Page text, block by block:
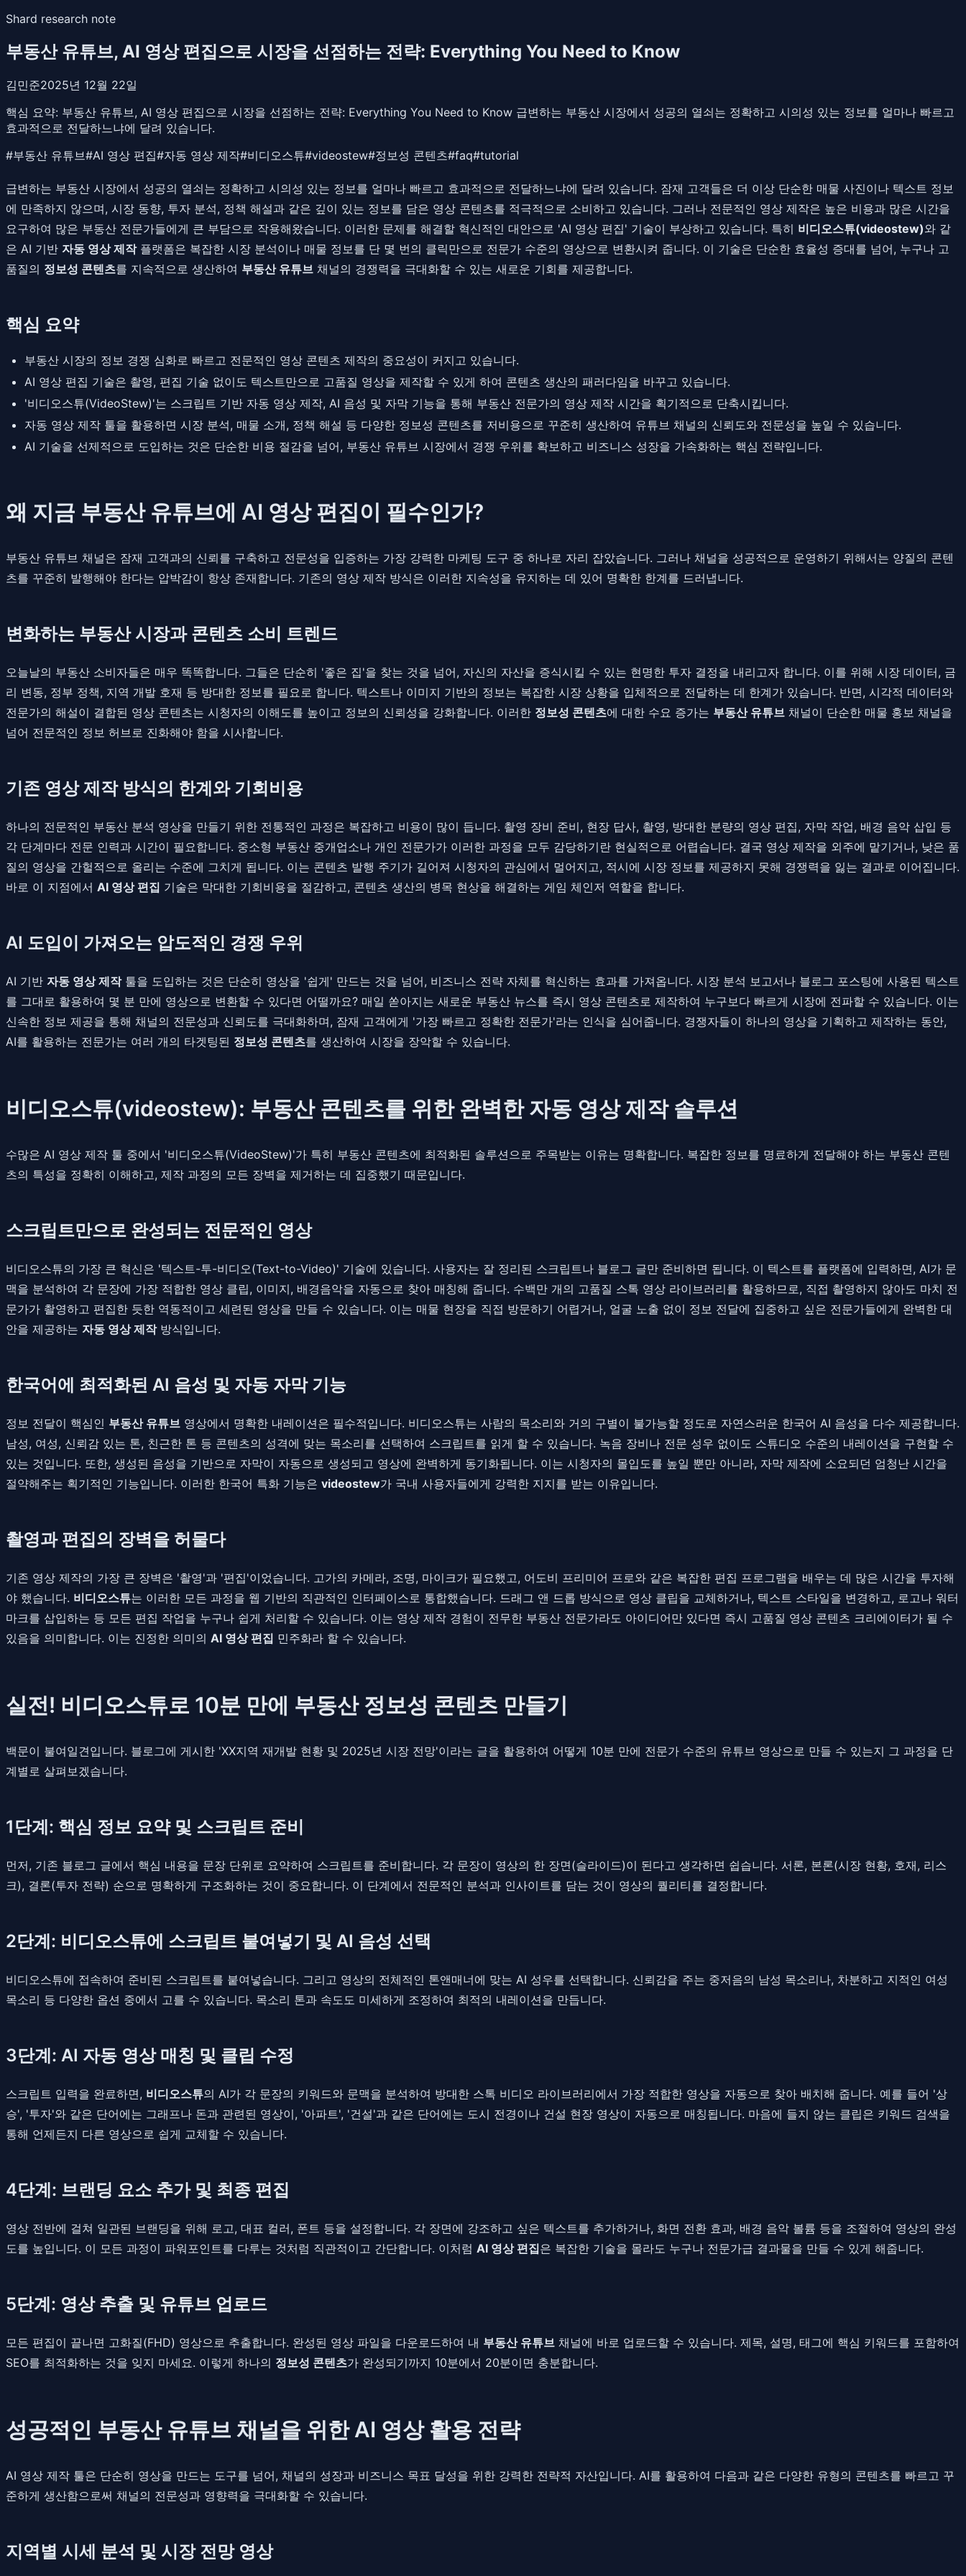
Shard research note
부동산 유튜브, AI 영상 편집으로 시장을 선점하는 전략: Everything You Need to Know
김민준2025년 12월 22일
핵심 요약: 부동산 유튜브, AI 영상 편집으로 시장을 선점하는 전략: Everything You Need to Know 급변하는 부동산 시장에서 성공의 열쇠는 정확하고 시의성 있는 정보를 얼마나 빠르고
효과적으로 전달하느냐에 달려 있습니다.
#부동산 유튜브#AI 영상 편집#자동 영상 제작#비디오스튜#videostew#정보성 콘텐츠#faq#tutorial
급변하는 부동산 시장에서 성공의 열쇠는 정확하고 시의성 있는 정보를 얼마나 빠르고 효과적으로 전달하느냐에 달려 있습니다. 잠재 고객들은 더 이상 단순한 매물 사진이나 텍스트 정보
에 만족하지 않으며, 시장 동향, 투자 분석, 정책 해설과 같은 깊이 있는 정보를 담은 영상 콘텐츠를 적극적으로 소비하고 있습니다. 그러나 전문적인 영상 제작은 높은 비용과 많은 시간을
요구하여 많은 부동산 전문가들에게 큰 부담으로 작용해왔습니다. 이러한 문제를 해결할 혁신적인 대안으로 'AI 영상 편집' 기술이 부상하고 있습니다. 특히 비디오스튜(videostew)와 같
은 AI 기반 자동 영상 제작플랫폼은 복잡한 시장 분석이나 매물 정보를 단 몇 번의 클릭만으로 전문가 수준의 영상으로 변환시켜 줍니다. 이 기술은 단순한 효율성 증대를 넘어, 누구나 고
품질의 정보성 콘텐츠를 지속적으로 생산하여 부동산 유튜브 채널의 경쟁력을 극대화할 수 있는 새로운 기회를 제공합니다.
핵심 요약
부동산 시장의 정보 경쟁 심화로 빠르고 전문적인 영상 콘텐츠 제작의 중요성이 커지고 있습니다.
AI 영상 편집 기술은 촬영, 편집 기술 없이도 텍스트만으로 고품질 영상을 제작할 수 있게 하여 콘텐츠 생산의 패러다임을 바꾸고 있습니다.
'비디오스튜(VideoStew)'는 스크립트 기반 자동 영상 제작, AI 음성 및 자막 기능을 통해 부동산 전문가의 영상 제작 시간을 획기적으로 단축시킵니다.
자동 영상 제작 툴을 활용하면 시장 분석, 매물 소개, 정책 해설 등 다양한 정보성 콘텐츠를 저비용으로 꾸준히 생산하여 유튜브 채널의 신뢰도와 전문성을 높일 수 있습니다.
AI 기술을 선제적으로 도입하는 것은 단순한 비용 절감을 넘어, 부동산 유튜브 시장에서 경쟁 우위를 확보하고 비즈니스 성장을 가속화하는 핵심 전략입니다.
왜 지금 부동산 유튜브에 AI 영상 편집이 필수인가?
부동산 유튜브 채널은 잠재 고객과의 신뢰를 구축하고 전문성을 입증하는 가장 강력한 마케팅 도구 중 하나로 자리 잡았습니다. 그러나 채널을 성공적으로 운영하기 위해서는 양질의 콘텐
츠를 꾸준히 발행해야 한다는 압박감이 항상 존재합니다. 기존의 영상 제작 방식은 이러한 지속성을 유지하는 데 있어 명확한 한계를 드러냅니다.
변화하는 부동산 시장과 콘텐츠 소비 트렌드
오늘날의 부동산 소비자들은 매우 똑똑합니다. 그들은 단순히 '좋은 집'을 찾는 것을 넘어, 자신의 자산을 증식시킬 수 있는 현명한 투자 결정을 내리고자 합니다. 이를 위해 시장 데이터, 금
리 변동, 정부 정책, 지역 개발 호재 등 방대한 정보를 필요로 합니다. 텍스트나 이미지 기반의 정보는 복잡한 시장 상황을 입체적으로 전달하는 데 한계가 있습니다. 반면, 시각적 데이터와
전문가의 해설이 결합된 영상 콘텐츠는 시청자의 이해도를 높이고 정보의 신뢰성을 강화합니다. 이러한 정보성 콘텐츠에 대한 수요 증가는 부동산 유튜브 채널이 단순한 매물 홍보 채널을
넘어 전문적인 정보 허브로 진화해야 함을 시사합니다.
기존 영상 제작 방식의 한계와 기회비용
하나의 전문적인 부동산 분석 영상을 만들기 위한 전통적인 과정은 복잡하고 비용이 많이 듭니다. 촬영 장비 준비, 현장 답사, 촬영, 방대한 분량의 영상 편집, 자막 작업, 배경 음악 삽입 등
각 단계마다 전문 인력과 시간이 필요합니다. 중소형 부동산 중개업소나 개인 전문가가 이러한 과정을 모두 감당하기란 현실적으로 어렵습니다. 결국 영상 제작을 외주에 맡기거나, 낮은 품
질의 영상을 간헐적으로 올리는 수준에 그치게 됩니다. 이는 콘텐츠 발행 주기가 길어져 시청자의 관심에서 멀어지고, 적시에 시장 정보를 제공하지 못해 경쟁력을 잃는 결과로 이어집니다.
바로 이 지점에서 AI 영상 편집 기술은 막대한 기회비용을 절감하고, 콘텐츠 생산의 병목 현상을 해결하는 게임 체인저 역할을 합니다.
AI 도입이 가져오는 압도적인 경쟁 우위
AI 기반 자동 영상 제작툴을 도입하는 것은 단순히 영상을 '쉽게' 만드는 것을 넘어, 비즈니스 전략 자체를 혁신하는 효과를 가져옵니다. 시장 분석 보고서나 블로그 포스팅에 사용된 텍스트
를 그대로 활용하여 몇 분 만에 영상으로 변환할 수 있다면 어떨까요? 매일 쏟아지는 새로운 부동산 뉴스를 즉시 영상 콘텐츠로 제작하여 누구보다 빠르게 시장에 전파할 수 있습니다. 이는
신속한 정보 제공을 통해 채널의 전문성과 신뢰도를 극대화하며, 잠재 고객에게 '가장 빠르고 정확한 전문가'라는 인식을 심어줍니다. 경쟁자들이 하나의 영상을 기획하고 제작하는 동안,
AI를 활용하는 전문가는 여러 개의 타겟팅된 정보성 콘텐츠를 생산하여 시장을 장악할 수 있습니다.
비디오스튜(videostew): 부동산 콘텐츠를 위한 완벽한 자동 영상 제작 솔루션
수많은 AI 영상 제작 툴 중에서 '비디오스튜(VideoStew)'가 특히 부동산 콘텐츠에 최적화된 솔루션으로 주목받는 이유는 명확합니다. 복잡한 정보를 명료하게 전달해야 하는 부동산 콘텐
츠의 특성을 정확히 이해하고, 제작 과정의 모든 장벽을 제거하는 데 집중했기 때문입니다.
스크립트만으로 완성되는 전문적인 영상
비디오스튜의 가장 큰 혁신은 '텍스트-투-비디오(Text-to-Video)' 기술에 있습니다. 사용자는 잘 정리된 스크립트나 블로그 글만 준비하면 됩니다. 이 텍스트를 플랫폼에 입력하면, AI가 문
맥을 분석하여 각 문장에 가장 적합한 영상 클립, 이미지, 배경음악을 자동으로 찾아 매칭해 줍니다. 수백만 개의 고품질 스톡 영상 라이브러리를 활용하므로, 직접 촬영하지 않아도 마치 전
문가가 촬영하고 편집한 듯한 역동적이고 세련된 영상을 만들 수 있습니다. 이는 매물 현장을 직접 방문하기 어렵거나, 얼굴 노출 없이 정보 전달에 집중하고 싶은 전문가들에게 완벽한 대
안을 제공하는 자동 영상 제작방식입니다.
한국어에 최적화된 AI 음성 및 자동 자막 기능
정보 전달이 핵심인 부동산 유튜브 영상에서 명확한 내레이션은 필수적입니다. 비디오스튜는 사람의 목소리와 거의 구별이 불가능할 정도로 자연스러운 한국어 AI 음성을 다수 제공합니다.
남성, 여성, 신뢰감 있는 톤, 친근한 톤 등 콘텐츠의 성격에 맞는 목소리를 선택하여 스크립트를 읽게 할 수 있습니다. 녹음 장비나 전문 성우 없이도 스튜디오 수준의 내레이션을 구현할 수
있는 것입니다. 또한, 생성된 음성을 기반으로 자막이 자동으로 생성되고 영상에 완벽하게 동기화됩니다. 이는 시청자의 몰입도를 높일 뿐만 아니라, 자막 제작에 소요되던 엄청난 시간을
절약해주는 획기적인 기능입니다. 이러한 한국어 특화 기능은 videostew가 국내 사용자들에게 강력한 지지를 받는 이유입니다.
촬영과 편집의 장벽을 허물다
기존 영상 제작의 가장 큰 장벽은 '촬영'과 '편집'이었습니다. 고가의 카메라, 조명, 마이크가 필요했고, 어도비 프리미어 프로와 같은 복잡한 편집 프로그램을 배우는 데 많은 시간을 투자해
야 했습니다. 비디오스튜는 이러한 모든 과정을 웹 기반의 직관적인 인터페이스로 통합했습니다. 드래그 앤 드롭 방식으로 영상 클립을 교체하거나, 텍스트 스타일을 변경하고, 로고나 워터
마크를 삽입하는 등 모든 편집 작업을 누구나 쉽게 처리할 수 있습니다. 이는 영상 제작 경험이 전무한 부동산 전문가라도 아이디어만 있다면 즉시 고품질 영상 콘텐츠 크리에이터가 될 수
있음을 의미합니다. 이는 진정한 의미의 AI 영상 편집 민주화라 할 수 있습니다.
실전! 비디오스튜로 10분 만에 부동산 정보성 콘텐츠 만들기
백문이 불여일견입니다. 블로그에 게시한 'XX지역 재개발 현황 및 2025년 시장 전망'이라는 글을 활용하여 어떻게 10분 만에 전문가 수준의 유튜브 영상으로 만들 수 있는지 그 과정을 단
계별로 살펴보겠습니다.
1단계: 핵심 정보 요약 및 스크립트 준비
먼저, 기존 블로그 글에서 핵심 내용을 문장 단위로 요약하여 스크립트를 준비합니다. 각 문장이 영상의 한 장면(슬라이드)이 된다고 생각하면 쉽습니다. 서론, 본론(시장 현황, 호재, 리스
크), 결론(투자 전략) 순으로 명확하게 구조화하는 것이 중요합니다. 이 단계에서 전문적인 분석과 인사이트를 담는 것이 영상의 퀄리티를 결정합니다.
2단계: 비디오스튜에 스크립트 붙여넣기 및 AI 음성 선택
비디오스튜에 접속하여 준비된 스크립트를 붙여넣습니다. 그리고 영상의 전체적인 톤앤매너에 맞는 AI 성우를 선택합니다. 신뢰감을 주는 중저음의 남성 목소리나, 차분하고 지적인 여성
목소리 등 다양한 옵션 중에서 고를 수 있습니다. 목소리 톤과 속도도 미세하게 조정하여 최적의 내레이션을 만듭니다.
3단계: AI 자동 영상 매칭 및 클립 수정
스크립트 입력을 완료하면, 비디오스튜의 AI가 각 문장의 키워드와 문맥을 분석하여 방대한 스톡 비디오 라이브러리에서 가장 적합한 영상을 자동으로 찾아 배치해 줍니다. 예를 들어 '상
승', '투자'와 같은 단어에는 그래프나 돈과 관련된 영상이, '아파트', '건설'과 같은 단어에는 도시 전경이나 건설 현장 영상이 자동으로 매칭됩니다. 마음에 들지 않는 클립은 키워드 검색을
통해 언제든지 다른 영상으로 쉽게 교체할 수 있습니다.
4단계: 브랜딩 요소 추가 및 최종 편집
영상 전반에 걸쳐 일관된 브랜딩을 위해 로고, 대표 컬러, 폰트 등을 설정합니다. 각 장면에 강조하고 싶은 텍스트를 추가하거나, 화면 전환 효과, 배경 음악 볼륨 등을 조절하여 영상의 완성
도를 높입니다. 이 모든 과정이 파워포인트를 다루는 것처럼 직관적이고 간단합니다. 이처럼 AI 영상 편집은 복잡한 기술을 몰라도 누구나 전문가급 결과물을 만들 수 있게 해줍니다.
5단계: 영상 추출 및 유튜브 업로드
모든 편집이 끝나면 고화질(FHD) 영상으로 추출합니다. 완성된 영상 파일을 다운로드하여 내 부동산 유튜브 채널에 바로 업로드할 수 있습니다. 제목, 설명, 태그에 핵심 키워드를 포함하여
SEO를 최적화하는 것을 잊지 마세요. 이렇게 하나의 정보성 콘텐츠가 완성되기까지 10분에서 20분이면 충분합니다.
성공적인 부동산 유튜브 채널을 위한 AI 영상 활용 전략
AI 영상 제작 툴은 단순히 영상을 만드는 도구를 넘어, 채널의 성장과 비즈니스 목표 달성을 위한 강력한 전략적 자산입니다. AI를 활용하여 다음과 같은 다양한 유형의 콘텐츠를 빠르고 꾸
준하게 생산함으로써 채널의 전문성과 영향력을 극대화할 수 있습니다.
지역별 시세 분석 및 시장 전망 영상